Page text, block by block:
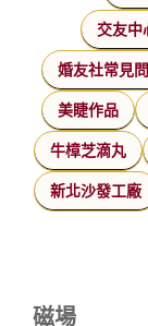
交友中
婚友社常見
美睫作品
牛樟芝滴丸
新北沙發工廠
磁場